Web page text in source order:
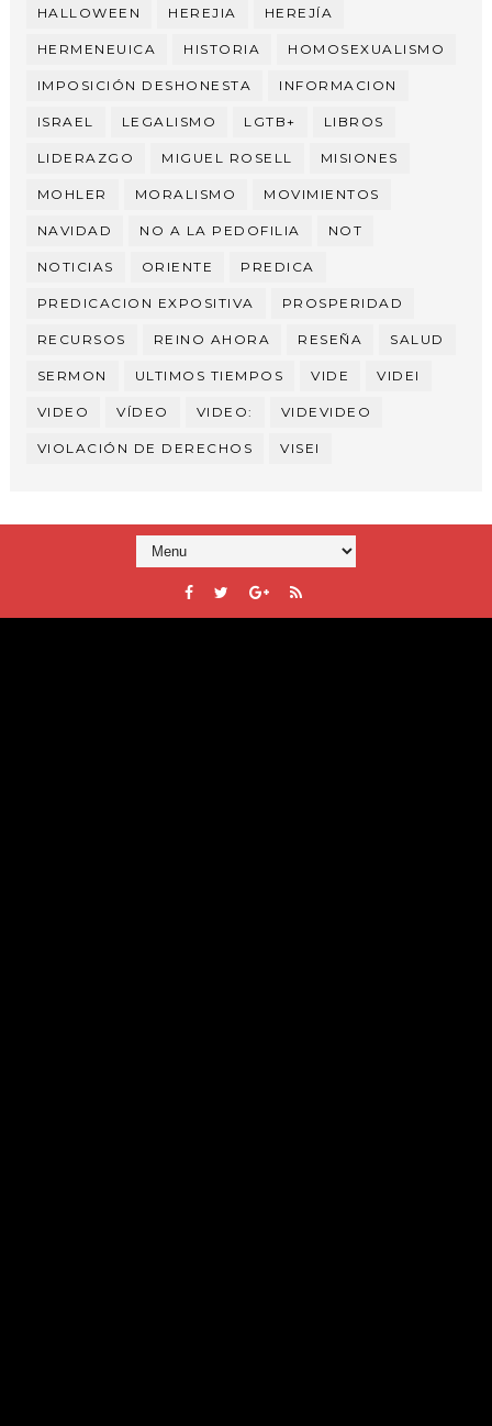
HALLOWEEN HEREJIA HEREJÍA
HERMENEUICA HISTORIA HOMOSEXUALISMO
IMPOSICIÓN DESHONESTA INFORMACION
ISRAEL LEGALISMO LGTB+ LIBROS
LIDERAZGO MIGUEL ROSELL MISIONES
MOHLER MORALISMO MOVIMIENTOS
NAVIDAD NO A LA PEDOFILIA NOT
NOTICIAS ORIENTE PREDICA
PREDICACION EXPOSITIVA PROSPERIDAD
RECURSOS REINO AHORA RESEÑA SALUD
SERMON ULTIMOS TIEMPOS VIDE VIDEI
VIDEO VÍDEO VIDEO: VIDEVIDEO
VIOLACIÓN DE DERECHOS VISEI